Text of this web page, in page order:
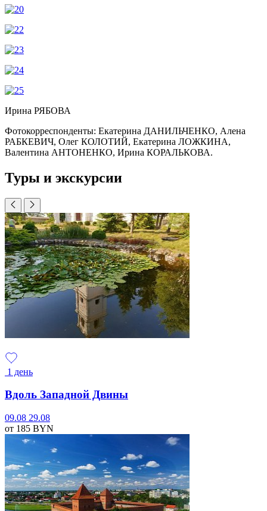
Ирина РЯБОВА
Фотокорреспонденты: Екатерина ДАНИЛЬЧЕНКО, Алена
РАБКЕВИЧ, Олег КОЛОТИЙ, Екатерина ЛОЖКИНА,
Валентина АНТОНЕНКО, Ирина КОРАЛЬКОВА.
Туры и экскурсии
1 день
Вдоль Западной Двины
09.08 29.08
от 185 BYN